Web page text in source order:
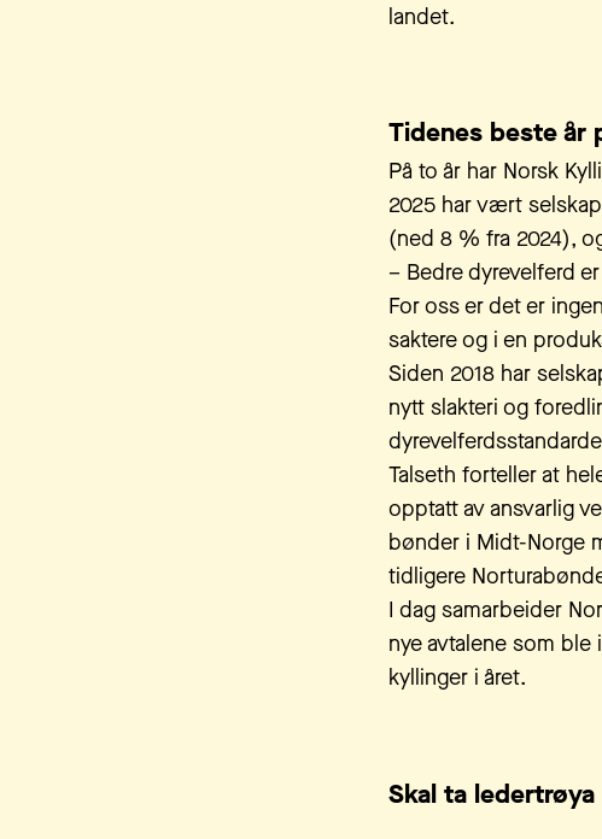
landet.
Tidenes beste år
På to år har Norsk
2025 har vært
(ned 8 % fra 2024),
– Bedre dyrevelferd
For oss er det er
saktere og i en
Siden 2018 har
nytt slakteri og
Talseth forteller at
opptatt av ansvarlig
bønder i Midt-Norge
tidligere
I dag samarbeider
nye avtalene som
kyllinger i året.
Skal ta